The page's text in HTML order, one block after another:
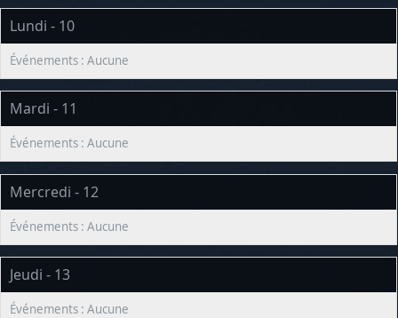
Lundi - 10
Mardi - 11
Mercredi - 12
Jeudi - 13